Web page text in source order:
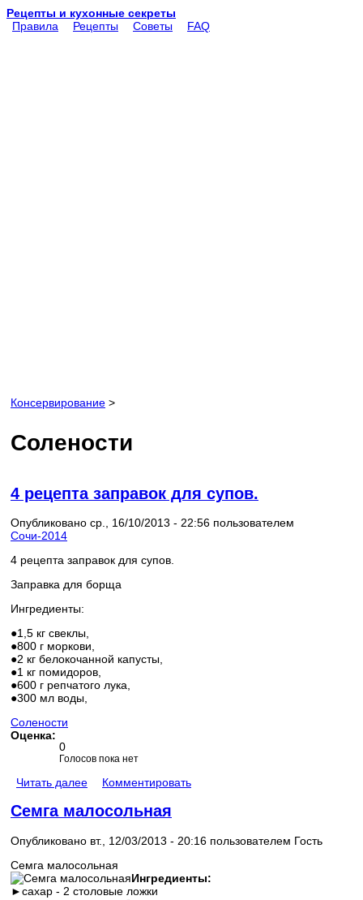
Рецепты и кухонные секреты
Правила
Рецепты Советы FAQ
Консервирование >
Солености
4 рецепта заправок для супов.
Опубликовано ср., 16/10/2013 - 22:56 пользователем
Сочи-2014
4 рецепта заправок для супов.
Заправка для борща
Ингредиенты:
●1,5 кг свеклы,
●800 г моркови,
●2 кг белокочанной капусты,
●1 кг помидоров,
●600 г репчатого лука,
●300 мл воды,
Солености
Оценка:
0
Голосов пока нет
Читать далее Комментировать
Семга малосольная
Опубликовано вт., 12/03/2013 - 20:16 пользователем Гость
Семга малосольная
Ингредиенты:
►сахар - 2 столовые ложки